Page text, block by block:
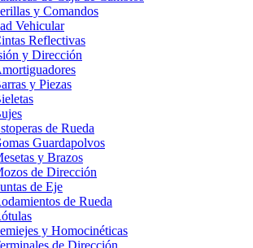
y Comandos
Vehicular
Reflectivas
y Dirección
y Piezas
de Rueda
Guardapolvos
y Brazos
de Dirección
de Eje
de Rueda
y Homocinéticas
de Dirección